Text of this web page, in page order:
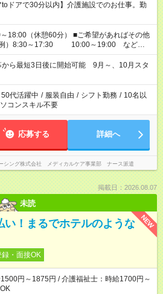
toドアで30分以内】介護施設でのお仕事。勤
憩60分） ■ご希望があればその他
例）8:30～17:30 10:00～19:00 など
わせたい」 「できれば残業はしたくない」
に沿ったお仕事をご紹介します！ ※Wワ
覧のお仕事で希望する勤務時間と、もう1つ
。 合計で週40時間を超える場合は応募でき
ら最短3日後に開始可能 9月～、10月スタ
代活躍中 / 服装自由 / シフト勤務 / 10名以
コンスキル不要
応募する 詳細へ
シング株式会社 メディカルケア事業部 ナース派遣
掲載日：2026.08.07
未読
NEW
い！まるでホテルのような
録・面接OK
円～1875円 / 介護福祉士：時給1700円～